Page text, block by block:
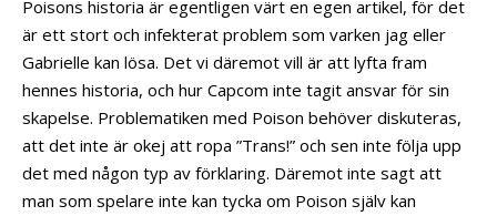
Poisons historia är egentligen värt en egen artikel, för det
är ett stort och infekterat problem som varken jag eller
Gabrielle kan lösa. Det vi däremot vill är att lyfta fram
hennes historia, och hur Capcom inte tagit ansvar för sin
skapelse. Problematiken med Poison behöver diskuteras,
att det inte är okej att ropa ”Trans!” och sen inte följa upp
det med någon typ av förklaring. Däremot inte sagt att
man som spelare inte kan tycka om Poison själv kan